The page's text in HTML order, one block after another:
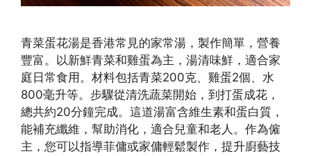
青菜蛋花湯是香港常見的家常湯，製作簡單，營養
豐富。以新鮮青菜和雞蛋為主，湯清味鮮，適合家
庭日常食用。材料包括青菜200克、雞蛋2個、水
800毫升等。步驟從清洗蔬菜開始，到打蛋成花，
總共約20分鐘完成。這道湯富含維生素和蛋白質，
能補充纖維，幫助消化，適合兒童和老人。作為僱
主，您可以指導菲傭或家傭輕鬆製作，提升廚藝技